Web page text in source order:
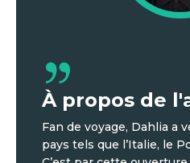
À propos de
Fan de voyage, Dahlia a
pays tels que l’Italie, le